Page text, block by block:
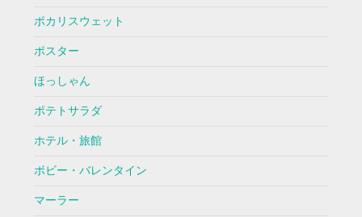
ポカリスウェット
ポスター
ほっしゃん
ポテトサラダ
ホテル・旅館
ボビー・バレンタイン
マーラー